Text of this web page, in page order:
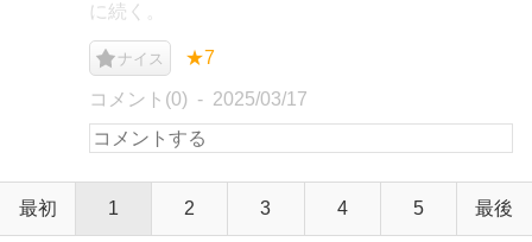
に続く。
ナイス ★7
コメント(0) 2025/03/17
最初 1 2 3 4 5 最後